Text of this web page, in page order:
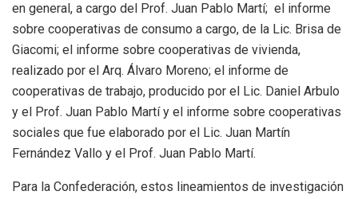
en general, a cargo del Prof. Juan Pablo Martí; el informe
sobre cooperativas de consumo a cargo, de la Lic. Brisa de
Giacomi; el informe sobre cooperativas de vivienda,
realizado por el Arq. Álvaro Moreno; el informe de
cooperativas de trabajo, producido por el Lic. Daniel Arbulo
y el Prof. Juan Pablo Martí y el informe sobre cooperativas
sociales que fue elaborado por el Lic. Juan Martín
Fernández Vallo y el Prof. Juan Pablo Martí.
Para la Confederación, estos lineamientos de investigación